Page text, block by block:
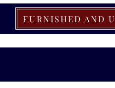
FURNISHED AND